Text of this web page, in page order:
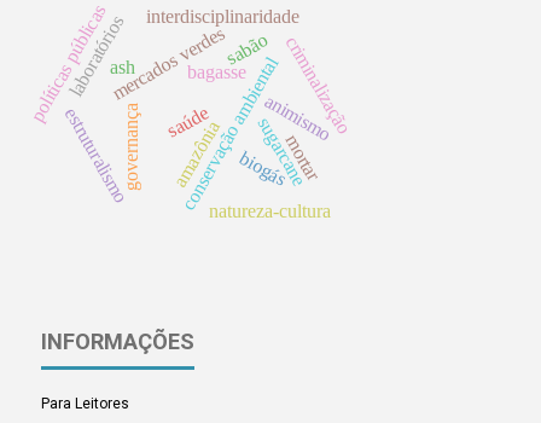
mercados verdes
ash conservação ambiental
governança
interdisciplinaridade
estruturalismo
natureza-cultura
animismo
amazônia
bagasse
sugarcane
mortar
políticas públicas saúde criminalização
laboratórios sabão
biogás
INFORMAÇÕES
Para Leitores